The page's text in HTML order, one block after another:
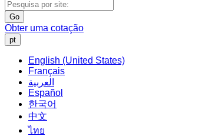
Go
Obter uma cotação
pt
English (United States)
Français
العربية
Español
한국어
中文
ไทย